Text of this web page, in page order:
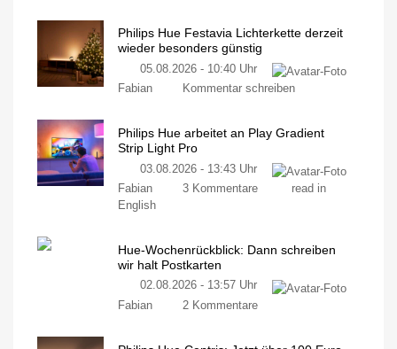
Philips Hue Festavia Lichterkette derzeit
wieder besonders günstig
05.08.2026 - 10:40 Uhr
Fabian
Kommentar schreiben
Philips Hue arbeitet an Play Gradient
Strip Light Pro
03.08.2026 - 13:43 Uhr
Fabian
3 Kommentare
read in
English
Hue-Wochenrückblick: Dann schreiben
wir halt Postkarten
02.08.2026 - 13:57 Uhr
Fabian
2 Kommentare